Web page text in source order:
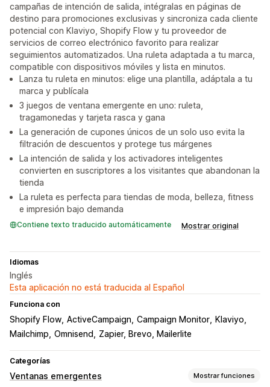
campañas de intención de salida, intégralas en páginas de
destino para promociones exclusivas y sincroniza cada cliente
potencial con Klaviyo, Shopify Flow y tu proveedor de
servicios de correo electrónico favorito para realizar
seguimientos automatizados. Una ruleta adaptada a tu marca,
compatible con dispositivos móviles y lista en minutos.
Lanza tu ruleta en minutos: elige una plantilla, adáptala a tu
marca y publícala
3 juegos de ventana emergente en uno: ruleta,
tragamonedas y tarjeta rasca y gana
La generación de cupones únicos de un solo uso evita la
filtración de descuentos y protege tus márgenes
La intención de salida y los activadores inteligentes
convierten en suscriptores a los visitantes que abandonan la
tienda
La ruleta es perfecta para tiendas de moda, belleza, fitness
e impresión bajo demanda
Contiene texto traducido automáticamente Mostrar original
Idiomas
Inglés
Esta aplicación no está traducida al Español
Funciona con
Shopify Flow ActiveCampaign Campaign Monitor
Klaviyo
Mailchimp Omnisend Zapier, Brevo, Mailerlite
Categorías
Ventanas emergentes Mostrar funciones